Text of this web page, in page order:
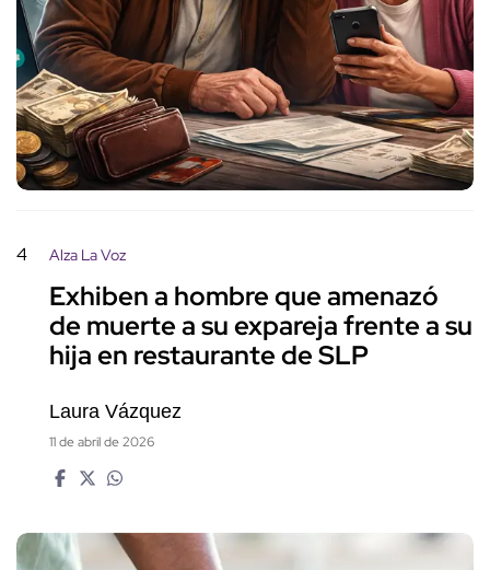
4 Alza La Voz
Exhiben a hombre que amenazó
de muerte a su expareja frente a su
hija en restaurante de SLP
Laura Vázquez
11 de abril de 2026